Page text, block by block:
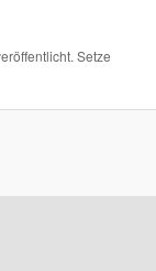
Setze